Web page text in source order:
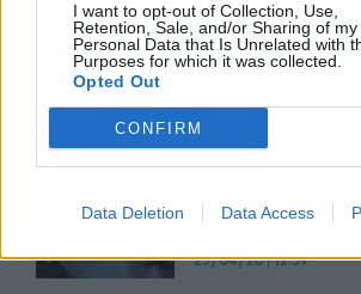
I want to opt-out of Collection, Use,
Retention, Sale, and/or Sharing of my
Personal Data that Is Unrelated with
Purposes for which it was collected.
Opted Out
CONFIRM
Data Deletion Data Access
σύγχυση αυτή
επιχειρήσεις κάθε
Γιατί οι πιο
παίρνουν
- και όχι με
23/04/26|12:59